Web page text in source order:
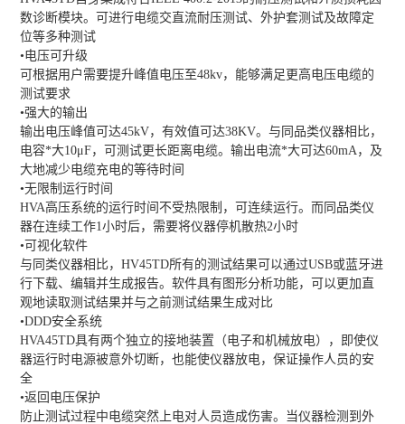
数诊断模块。可进行电缆交直流耐压测试、外护套测试及故障定
位等多种测试
•电压可升级
可根据用户需要提升峰值电压至48kv，能够满足更高电压电缆的
测试要求
•强大的输出
输出电压峰值可达45kV，有效值可达38KV。与同品类仪器相比，
电容*大10μF，可测试更长距离电缆。输出电流*大可达60mA，及
大地减少电缆充电的等待时间
•无限制运行时间
HVA高压系统的运行时间不受热限制，可连续运行。而同品类仪
器在连续工作1小时后，需要将仪器停机散热2小时
•可视化软件
与同类仪器相比，HV45TD所有的测试结果可以通过USB或蓝牙进
行下载、编辑并生成报告。软件具有图形分析功能，可以更加直
观地读取测试结果并与之前测试结果生成对比
•DDD安全系统
HVA45TD具有两个独立的接地装置（电子和机械放电），即使仪
器运行时电源被意外切断，也能使仪器放电，保证操作人员的安
全
•返回电压保护
防止测试过程中电缆突然上电对人员造成伤害。当仪器检测到外